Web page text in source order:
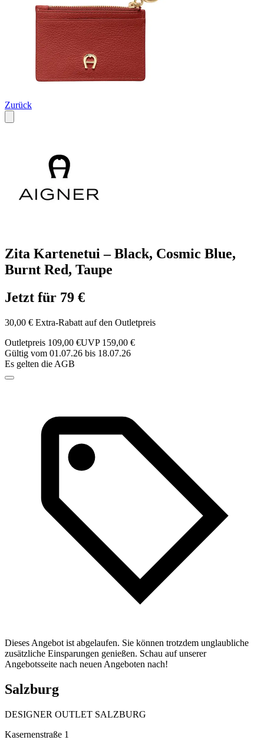
Zurück
Zita Kartenetui – Black, Cosmic Blue,
Burnt Red, Taupe
Jetzt für 79 €
30,00 € Extra-Rabatt auf den Outletpreis
Outletpreis 109,00 €UVP 159,00 €
Gültig vom 01.07.26 bis 18.07.26
Es gelten die AGB
Dieses Angebot ist abgelaufen. Sie können trotzdem unglaubliche
zusätzliche Einsparungen genießen. Schau auf unserer
Angebotsseite nach neuen Angeboten nach!
Salzburg
DESIGNER OUTLET SALZBURG
Kasernenstraße 1